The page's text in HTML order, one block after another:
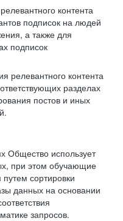
контента
подписок на людей
а также для
подписок
релевантного контента
разделах
постов и иных
Общество использует
при этом обучающие
сортировки
данных на основании
запросов.